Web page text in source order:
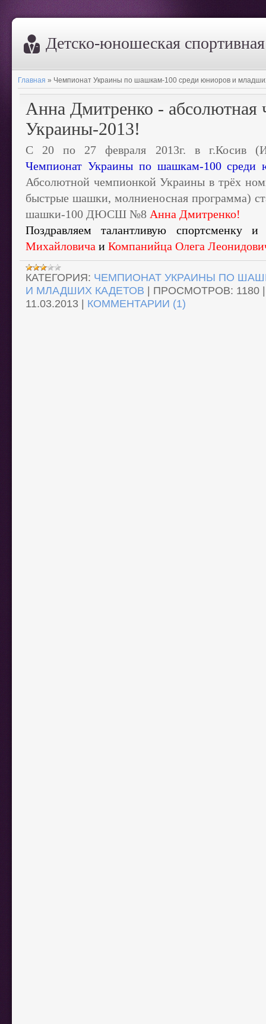
Дeтско-юношеская
Главная » Чемпионат Украины по шашкам-100 среди юниоров и
Анна Дмитренко - абсолютная
Украины-2013!
С 20 по 27 февраля 2013г. в г.Косив
Чемпионат Украины по шашкам-100 среди
Абсолютной чемпионкой Украины в трёх
быстрые шашки, молниеносная программа)
шашки-100 ДЮСШ №8 Анна Дмитренко!
Поздравляем талантливую спортсменку
Михайловича и Компанийца Олега
КАТЕГОРИЯ: ЧЕМПИОНАТ УКРАИНЫ ПО
И МЛАДШИХ КАДЕТОВ | ПРОСМОТРОВ: 1180
11.03.2013 | КОММЕНТАРИИ (1)